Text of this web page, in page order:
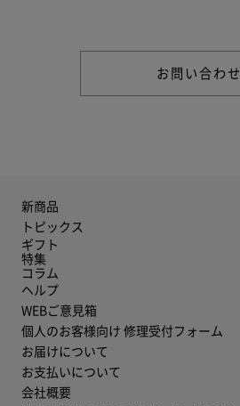
お問い合わせ
新商品
トピックス
ギフト
特集
コラム
ヘルプ
WEBご意見箱
個人のお客様向け 修理受付フォーム
お届けについて
お支払いについて
会社概要